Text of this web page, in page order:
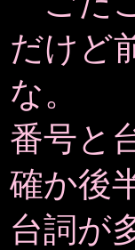
だけど
な。
番号と
確か後
台詞が